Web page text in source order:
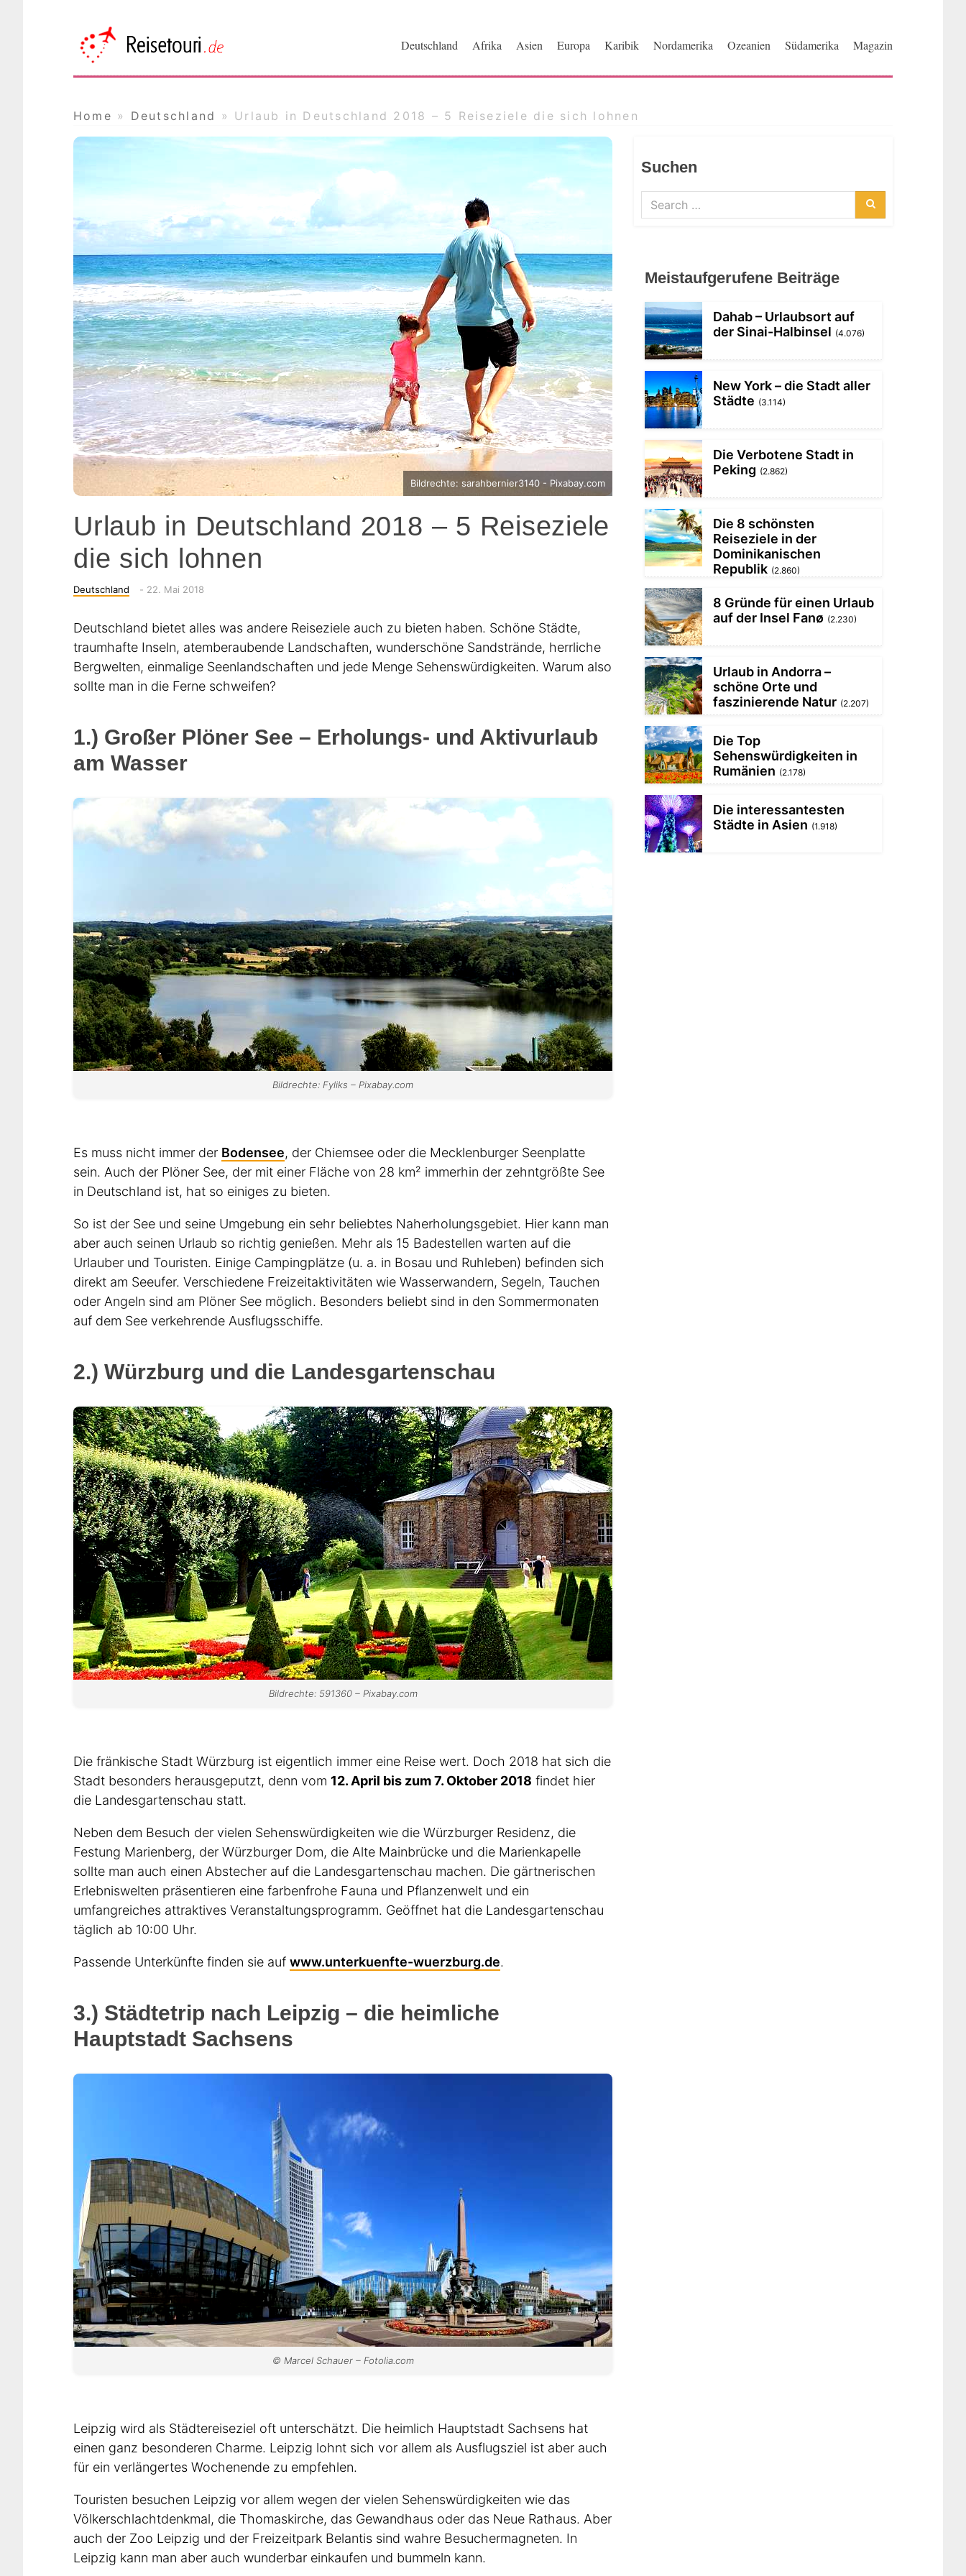
Deutschland Afrika Asien Europa Karibik Nordamerika Ozeanien Südamerika Magazin
Home » Deutschland » Urlaub in Deutschland 2018 – 5 Reiseziele die sich lohnen
Bildrechte: sarahbernier3140 - Pixabay.com
Urlaub in Deutschland 2018 – 5 Reiseziele
die sich lohnen
Categories
Deutschland - Posted
22. Mai 2018
Deutschland bietet alles was andere Reiseziele auch zu bieten haben. Schöne Städte,
traumhafte Inseln, atemberaubende Landschaften, wunderschöne Sandstrände, herrliche
Bergwelten, einmalige Seenlandschaften und jede Menge Sehenswürdigkeiten. Warum also
sollte man in die Ferne schweifen?
1.) Großer Plöner See – Erholungs- und Aktivurlaub
am Wasser
Bildrechte: Fyliks – Pixabay.com
Es muss nicht immer der Bodensee, der Chiemsee oder die Mecklenburger Seenplatte
sein. Auch der Plöner See, der mit einer Fläche von 28 km² immerhin der zehntgrößte See
in Deutschland ist, hat so einiges zu bieten.
So ist der See und seine Umgebung ein sehr beliebtes Naherholungsgebiet. Hier kann man
aber auch seinen Urlaub so richtig genießen. Mehr als 15 Badestellen warten auf die
Urlauber und Touristen. Einige Campingplätze (u. a. in Bosau und Ruhleben) befinden sich
direkt am Seeufer. Verschiedene Freizeitaktivitäten wie Wasserwandern, Segeln, Tauchen
oder Angeln sind am Plöner See möglich. Besonders beliebt sind in den Sommermonaten
auf dem See verkehrende Ausflugsschiffe.
2.) Würzburg und die Landesgartenschau
Bildrechte: 591360 – Pixabay.com
Die fränkische Stadt Würzburg ist eigentlich immer eine Reise wert. Doch 2018 hat sich die
Stadt besonders herausgeputzt, denn vom 12. April bis zum 7. Oktober 2018 findet hier
die Landesgartenschau statt.
Neben dem Besuch der vielen Sehenswürdigkeiten wie die Würzburger Residenz, die
Festung Marienberg, der Würzburger Dom, die Alte Mainbrücke und die Marienkapelle
sollte man auch einen Abstecher auf die Landesgartenschau machen. Die gärtnerischen
Erlebniswelten präsentieren eine farbenfrohe Fauna und Pflanzenwelt und ein
umfangreiches attraktives Veranstaltungsprogramm. Geöffnet hat die Landesgartenschau
täglich ab 10:00 Uhr.
Passende Unterkünfte finden sie auf www.unterkuenfte-wuerzburg.de.
3.) Städtetrip nach Leipzig – die heimliche
Hauptstadt Sachsens
© Marcel Schauer – Fotolia.com
Leipzig wird als Städtereiseziel oft unterschätzt. Die heimlich Hauptstadt Sachsens hat
einen ganz besonderen Charme. Leipzig lohnt sich vor allem als Ausflugsziel ist aber auch
für ein verlängertes Wochenende zu empfehlen.
Touristen besuchen Leipzig vor allem wegen der vielen Sehenswürdigkeiten wie das
Völkerschlachtdenkmal, die Thomaskirche, das Gewandhaus oder das Neue Rathaus. Aber
auch der Zoo Leipzig und der Freizeitpark Belantis sind wahre Besuchermagneten. In
Leipzig kann man aber auch wunderbar einkaufen und bummeln kann.
Suchen
Search
for:
Search
Meistaufgerufene Beiträge
Dahab – Urlaubsort auf
der Sinai-Halbinsel (4.076)
New York – die Stadt aller
Städte (3.114)
Die Verbotene Stadt in
Peking (2.862)
Die 8 schönsten
Reiseziele in der
Dominikanischen
Republik (2.860)
8 Gründe für einen Urlaub
auf der Insel Fanø (2.230)
Urlaub in Andorra –
schöne Orte und
faszinierende Natur (2.207)
Die Top
Sehenswürdigkeiten in
Rumänien (2.178)
Die interessantesten
Städte in Asien (1.918)